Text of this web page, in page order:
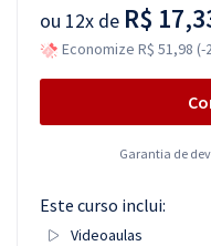
ou 12x de R$
Economize R$ 51,98 (-
Garantia de
Este curso inclui:
Videoaulas